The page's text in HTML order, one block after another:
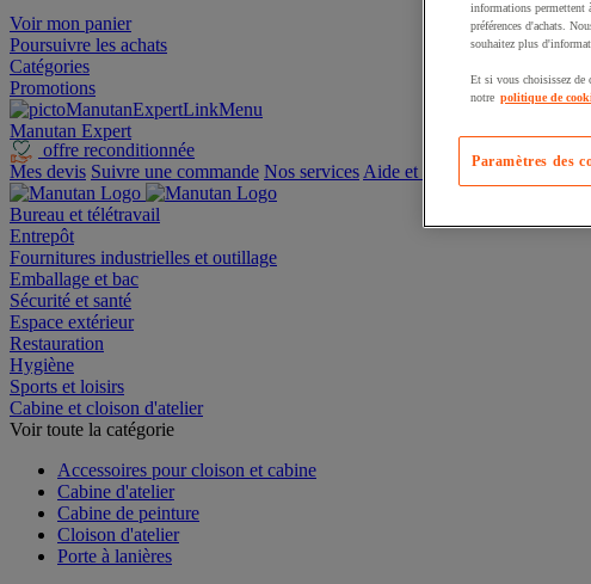
Voir mon panier
Poursuivre les achats
Catégories
Promotions
Manutan Expert
offre reconditionnée
Mes devis Suivre une commande Nos services Aide et contact
Bureau et télétravail
Entrepôt
Fournitures industrielles et outillage
Emballage et bac
Sécurité et santé
Espace extérieur
Restauration
Hygiène
Sports et loisirs
Cabine et cloison d'atelier
Voir toute la catégorie
Accessoires pour cloison et cabine
Cabine d'atelier
Cabine de peinture
Cloison d'atelier
Porte à lanières
informations permettent
préférences d'achats.
souhaitez plus
Et si vous choisissez de
notre politique de
Paramètres des